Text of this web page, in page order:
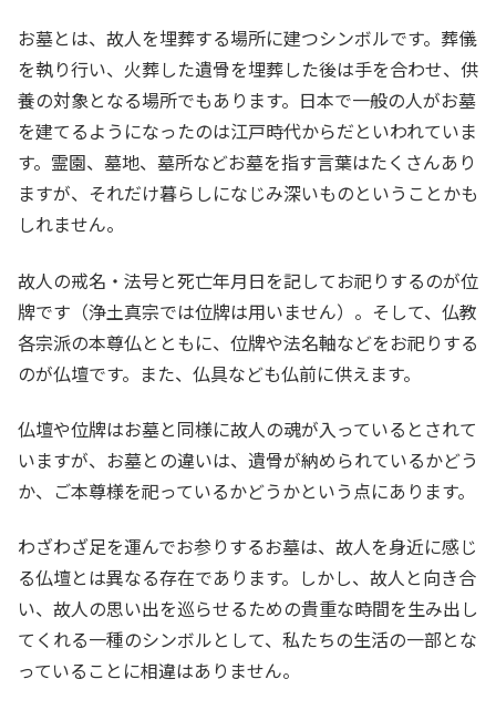
お墓とは、故人を埋葬する場所に建つシンボルです。葬儀
を執り行い、火葬した遺骨を埋葬した後は手を合わせ、供
養の対象となる場所でもあります。日本で一般の人がお墓
を建てるようになったのは江戸時代からだといわれていま
す。霊園、墓地、墓所などお墓を指す言葉はたくさんあり
ますが、それだけ暮らしになじみ深いものということかも
しれません。
故人の戒名・法号と死亡年月日を記してお祀りするのが位
牌です（浄土真宗では位牌は用いません）。そして、仏教
各宗派の本尊仏とともに、位牌や法名軸などをお祀りする
のが仏壇です。また、仏具なども仏前に供えます。
仏壇や位牌はお墓と同様に故人の魂が入っているとされて
いますが、お墓との違いは、遺骨が納められているかどう
か、ご本尊様を祀っているかどうかという点にあります。
わざわざ足を運んでお参りするお墓は、故人を身近に感じ
る仏壇とは異なる存在であります。しかし、故人と向き合
い、故人の思い出を巡らせるための貴重な時間を生み出し
てくれる一種のシンボルとして、私たちの生活の一部とな
っていることに相違はありません。